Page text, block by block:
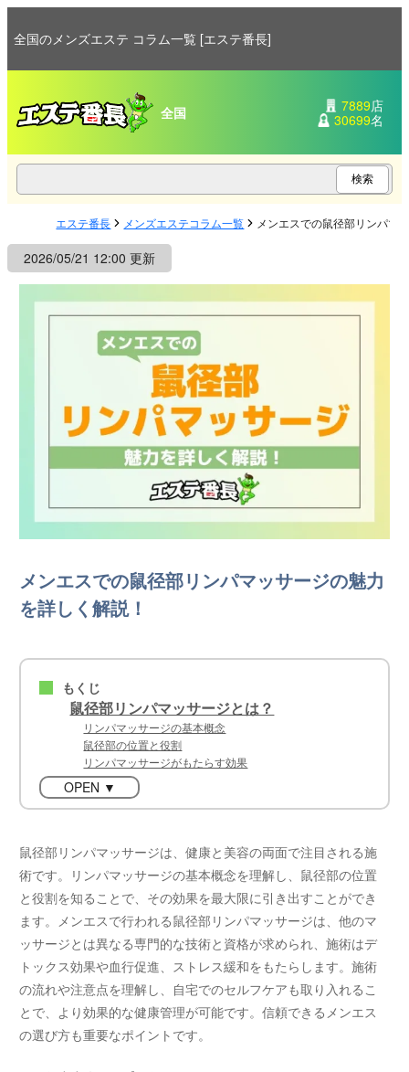
全国のメンズエステ コラム一覧 [エステ番長]
全国 7889店
30699名
エステ番長 メンズエステコラム一覧 メンエスでの鼠径部リンパマ
2026/05/21 12:00 更新
メンエスでの鼠径部リンパマッサージの魅力
を詳しく解説！
■ もくじ
鼠径部リンパマッサージとは？
リンパマッサージの基本概念
鼠径部の位置と役割
リンパマッサージがもたらす効果
OPEN ▼
鼠径部リンパマッサージは、健康と美容の両面で注目される施
術です。リンパマッサージの基本概念を理解し、鼠径部の位置
と役割を知ることで、その効果を最大限に引き出すことができ
ます。メンエスで行われる鼠径部リンパマッサージは、他のマ
ッサージとは異なる専門的な技術と資格が求められ、施術はデ
トックス効果や血行促進、ストレス緩和をもたらします。施術
の流れや注意点を理解し、自宅でのセルフケアも取り入れるこ
とで、より効果的な健康管理が可能です。信頼できるメンエス
の選び方も重要なポイントです。